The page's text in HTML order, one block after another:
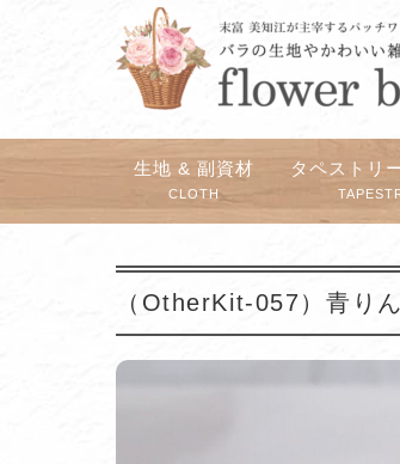
生地 & 副資材
CLOTH
タペストリ
（OtherKit-057）青り